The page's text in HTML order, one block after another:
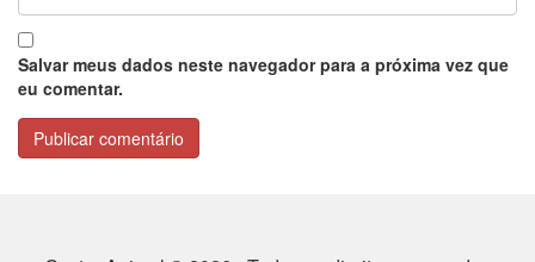
Salvar meus dados neste navegador para a próxima vez que
eu comentar.